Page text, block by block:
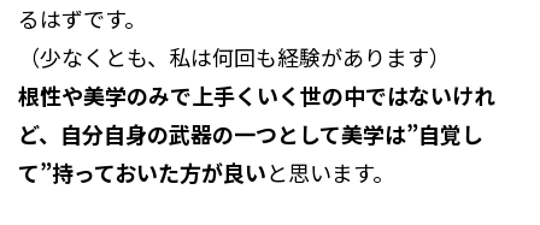
るはずです。
（少なくとも、私は何回も経験があります）
根性や美学のみで上手くいく世の中ではないけれ
ど、自分自身の武器の一つとして美学は”自覚し
て”持っておいた方が良いと思います。